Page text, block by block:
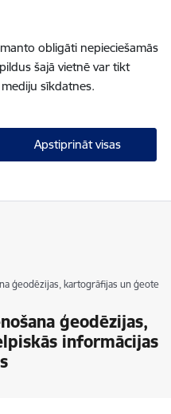
obligāti nepieciešamās
šajā vietnē var tikt
sīkdatnes.
Apstiprināt visas
ģeodēzijas, kartogrāfijas un
ģeodēzijas,
informācijas